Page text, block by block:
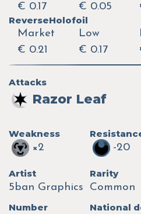
€ 0.17
€ 0.05
ReverseHolofoil
Market
€ 0.21
Low
€ 0.17
Attacks
Razor Leaf
Weakness
×2
-20
Artist
5ban Graphics
Rarity
Common
Number
National